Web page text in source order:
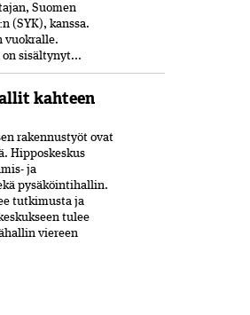
Suomen
(SYK), kanssa.
vuokralle.
on sisältynyt...
kahteen
rakennustyöt ovat
Hipposkeskus
ja
pysäköintihallin.
tutkimusta ja
tulee
viereen